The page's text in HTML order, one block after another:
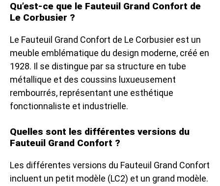
Qu’est-ce que le Fauteuil Grand Confort de
Le Corbusier ?
Le Fauteuil Grand Confort de Le Corbusier est un
meuble emblématique du design moderne, créé en
1928. Il se distingue par sa structure en tube
métallique et des coussins luxueusement
rembourrés, représentant une esthétique
fonctionnaliste et industrielle.
Quelles sont les différentes versions du
Fauteuil Grand Confort ?
Les différentes versions du Fauteuil Grand Confort
incluent un petit modèle (LC2) et un grand modèle.